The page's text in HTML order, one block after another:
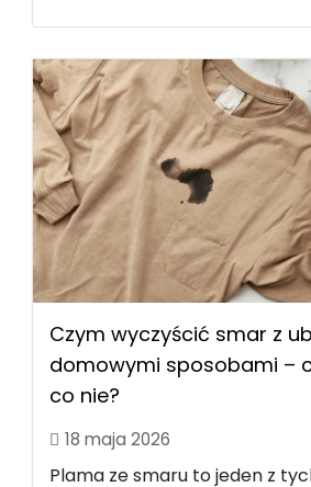
Czym wyczyścić smar z
domowymi sposobami –
co nie?
18 maja 2026
Plama ze smaru to jeden z